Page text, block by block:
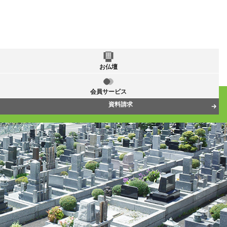
お仏壇
会員サービス
資料請求